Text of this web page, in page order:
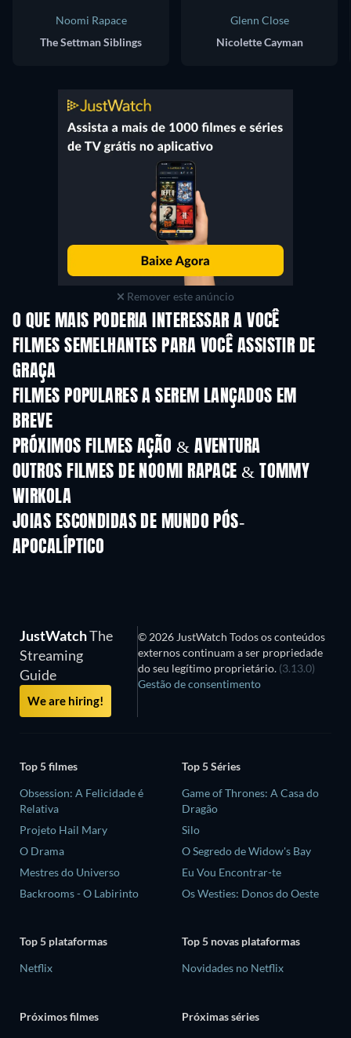
Noomi Rapace
The Settman Siblings
Glenn Close
Nicolette Cayman
Remover este anúncio
O QUE MAIS PODERIA INTERESSAR A VOCÊ
FILMES SEMELHANTES PARA VOCÊ ASSISTIR DE
GRAÇA
FILMES POPULARES A SEREM LANÇADOS EM
BREVE
PRÓXIMOS FILMES AÇÃO & AVENTURA
OUTROS FILMES DE NOOMI RAPACE & TOMMY
WIRKOLA
JOIAS ESCONDIDAS DE MUNDO PÓS-
APOCALÍPTICO
JustWatchThe
Streaming
Guide
We are hiring!
© 2026 JustWatch Todos os conteúdos
externos continuam a ser propriedade
do seu legítimo proprietário. (3.13.0)
Gestão de consentimento
Top 5 filmes
Obsession: A Felicidade é
Relativa
Projeto Hail Mary
O Drama
Mestres do Universo
Backrooms - O Labirinto
Top 5 Séries
Game of Thrones: A Casa do
Dragão
Silo
O Segredo de Widow's Bay
Eu Vou Encontrar-te
Os Westies: Donos do Oeste
Top 5 plataformas
Netflix
Top 5 novas plataformas
Novidades no Netflix
Próximos filmes
Próximas séries